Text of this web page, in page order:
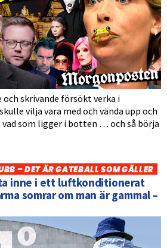
skrivande försökt verka i
vilja vara med och vända upp och
som ligger i botten … och så börja
– DET ÄR GATEBALL SOM GÄLLER
inne i ett luftkonditionerat
somrar om man är gammal –